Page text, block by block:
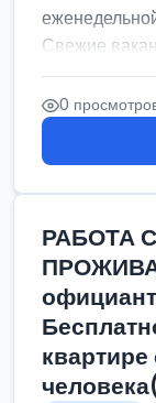
Свежие
0
РАБОТА
квартире